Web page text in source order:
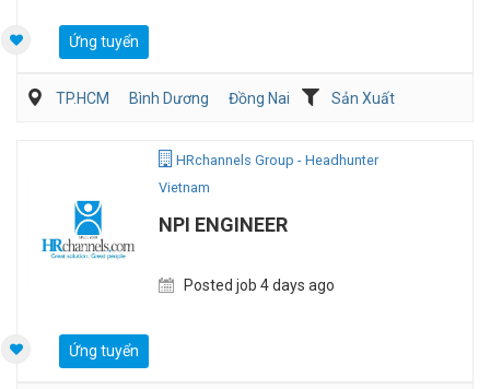
Ứng tuyển
TP.HCM Bình Dương Đồng Nai
Sản Xuất
HRchannels Group - Headhunter
Vietnam
NPI ENGINEER
Posted job 4 days ago
Ứng tuyển